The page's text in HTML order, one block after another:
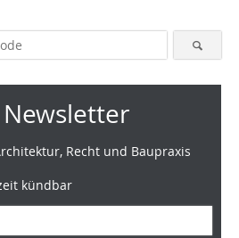
Newsletter
Recht und Baupraxis
kündbar